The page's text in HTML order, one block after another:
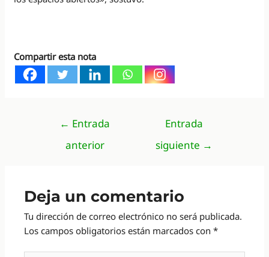
Compartir esta nota
Navegación
entradas
← Entrada
anterior
Entrada
siguiente →
Deja un comentario
Tu dirección de correo electrónico no será publicada.
Los campos obligatorios están marcados con*